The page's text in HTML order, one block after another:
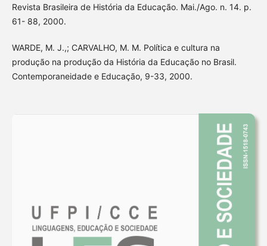
Revista Brasileira de História da Educação. Mai./Ago. n. 14. p.
61- 88, 2000.
WARDE, M. J.,; CARVALHO, M. M. Política e cultura na
produção na produção da História da Educação no Brasil.
Contemporaneidade e Educação, 9-33, 2000.